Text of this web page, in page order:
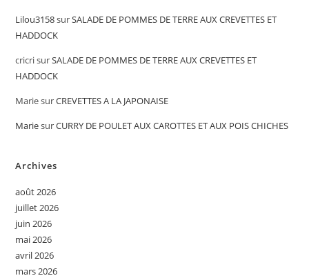
Lilou3158surSALADE DE POMMES DE TERRE AUX CREVETTES ET
HADDOCK
cricrisurSALADE DE POMMES DE TERRE AUX CREVETTES ET
HADDOCK
MariesurCREVETTES A LA JAPONAISE
MariesurCURRY DE POULET AUX CAROTTES ET AUX POIS CHICHES
Archives
août 2026
juillet 2026
juin 2026
mai 2026
avril 2026
mars 2026